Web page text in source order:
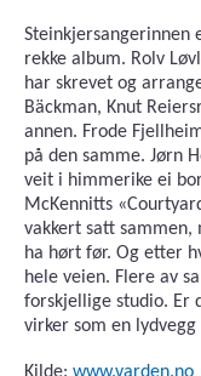
Steinkjersangerinnen
rekke album. Rolv
har skrevet og
Bäckman, Knut
annen. Frode
på den samme. Jørn
veit i himmerike ei
McKennitts
vakkert satt sammen,
ha hørt før. Og etter
hele veien. Flere av
forskjellige studio. Er
virker som en
Kilde: www.varden.no